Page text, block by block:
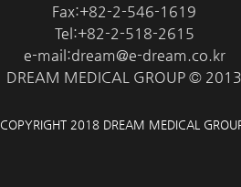
Fax:+82-2-546-1619
Tel:+82-2-518-2615
e-mail:dream@e-dream.co.kr
DREAM MEDICAL GROUP © 2013
COPYRIGHT 2018 DREAM MEDICAL